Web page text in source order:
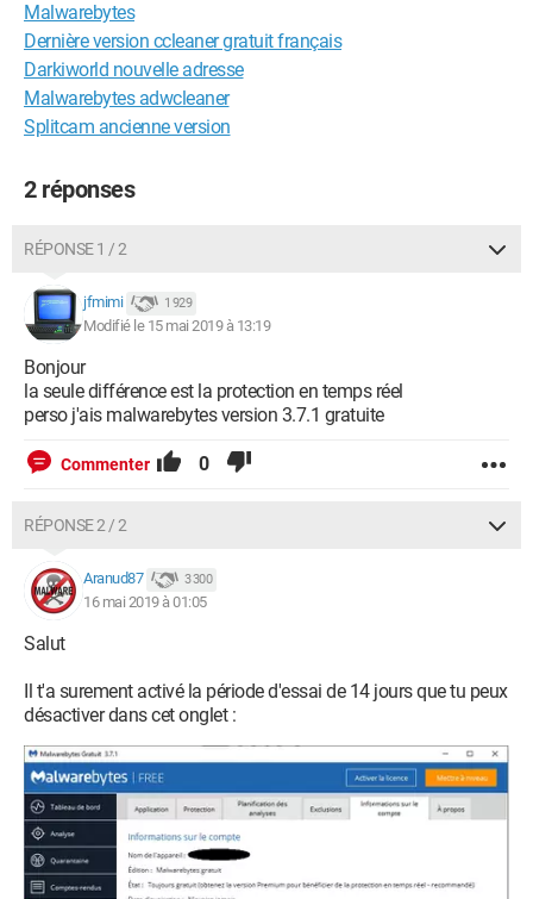
Malwarebytes
Dernière version ccleaner gratuit français
Darkiworld nouvelle adresse
Malwarebytes adwcleaner
Splitcam ancienne version
2 réponses
RÉPONSE 1 / 2
jfmimi 1 929
Modifié le 15 mai 2019 à 13:19
Bonjour
la seule différence est la protection en temps réel
perso j'ais malwarebytes version 3.7.1 gratuite
Commenter 0
RÉPONSE 2 / 2
Aranud87 3 300
16 mai 2019 à 01:05
Salut
Il t'a surement activé la période d'essai de 14 jours que tu peux
désactiver dans cet onglet :